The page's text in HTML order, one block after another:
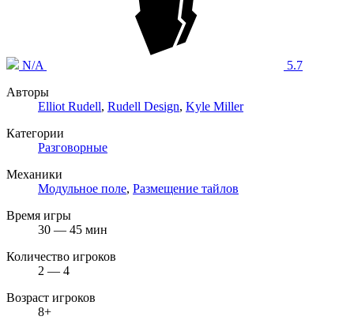
N/A
5.7
Авторы
Elliot Rudell, Rudell Design, Kyle Miller
Категории
Разговорные
Механики
Модульное поле, Размещение тайлов
Время игры
30 — 45 мин
Количество игроков
2 — 4
Возраст игроков
8+